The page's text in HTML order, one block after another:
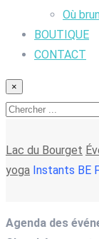
Où
BOUTIQUE
CONTACT
×
Lac du Bourget
yoga Instants BE
Agenda des